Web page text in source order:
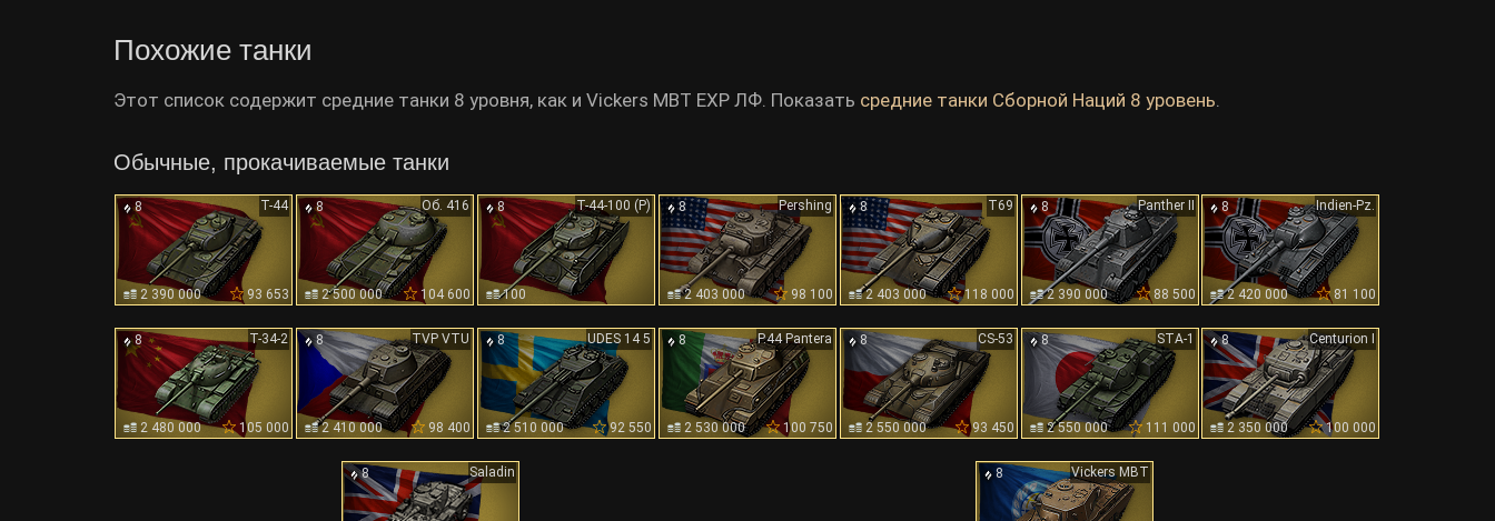
Похожие танки
Этот список содержит средние танки 8 уровня, как и Vickers MBT EXP ЛФ. Показать средние танки Сборной Наций 8 уровень.
Обычные, прокачиваемые танки
8 Т-44
2 390 000 93 653
8 Об. 416
2 500 000 104 600
8 Т-44-100 (Р)
100
8 Pershing
2 403 000 98 100
8 T69
2 403 000 118 000
8 Panther II
2 390 000 88 500
8 Indien-Pz.
2 420 000 81 100
8 T-34-2
2 480 000 105 000
8 TVP VTU
2 410 000 98 400
8 UDES 14 5
2 510 000 92 550
8 P.44 Pantera
2 530 000 100 750
8 CS-53
2 550 000 93 450
8 STA-1
2 550 000 111 000
8 Centurion I
2 350 000 100 000
8 Saladin 8 Vickers MBT